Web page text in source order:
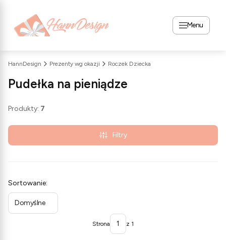
Menu
HannDesign Prezenty wg okazji Roczek Dziecka
Pudełka na pieniądze
Produkty: 7
Filtry
Lista produktów
Sortowanie:
Domyślne
Strona z 1